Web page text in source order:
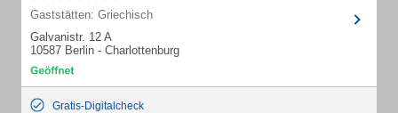
Gaststätten: Griechisch
Galvanistr. 12 A
10587 Berlin - Charlottenburg
Gratis-Digitalcheck